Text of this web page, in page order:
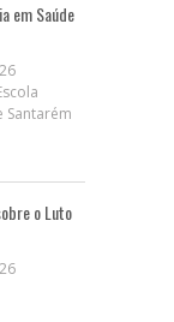
em Saúde
Santarém
o Luto